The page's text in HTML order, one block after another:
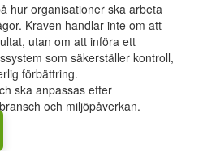
hur organisationer ska arbeta
Kraven handlar inte om att
utan om att införa ett
som säkerställer kontroll,
förbättring.
ska anpassas efter
och miljöpåverkan.